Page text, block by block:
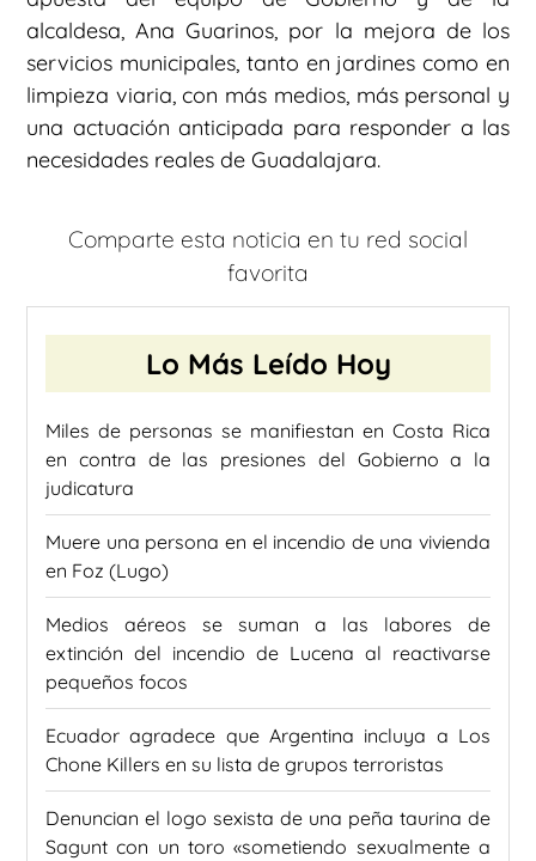
alcaldesa, Ana Guarinos, por la mejora de los
servicios municipales, tanto en jardines como en
limpieza viaria, con más medios, más personal y
una actuación anticipada para responder a las
necesidades reales de Guadalajara.
Comparte esta noticia en tu red social
favorita
Lo Más Leído Hoy
Miles de personas se manifiestan en Costa Rica
en contra de las presiones del Gobierno a la
judicatura
Muere una persona en el incendio de una vivienda
en Foz (Lugo)
Medios aéreos se suman a las labores de
extinción del incendio de Lucena al reactivarse
pequeños focos
Ecuador agradece que Argentina incluya a Los
Chone Killers en su lista de grupos terroristas
Denuncian el logo sexista de una peña taurina de
Sagunt con un toro «sometiendo sexualmente a